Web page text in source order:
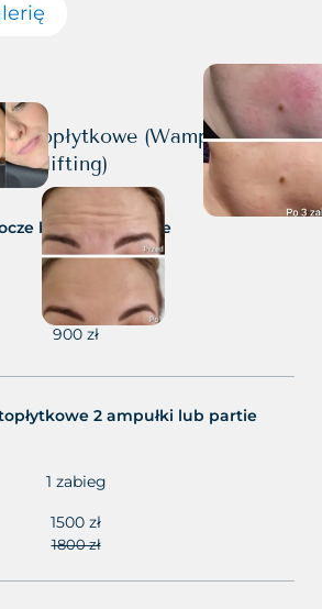
(Wampirzy
lifting)
bogatopłytkowe
900 zł
2 ampułki lub partie
1 zabieg
1500 zł
1800 zł